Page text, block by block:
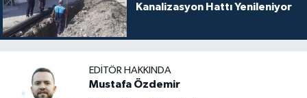
Kanalizasyon Hattı Yenileniyor
EDITÖR HAKKINDA
Mustafa Özdemir